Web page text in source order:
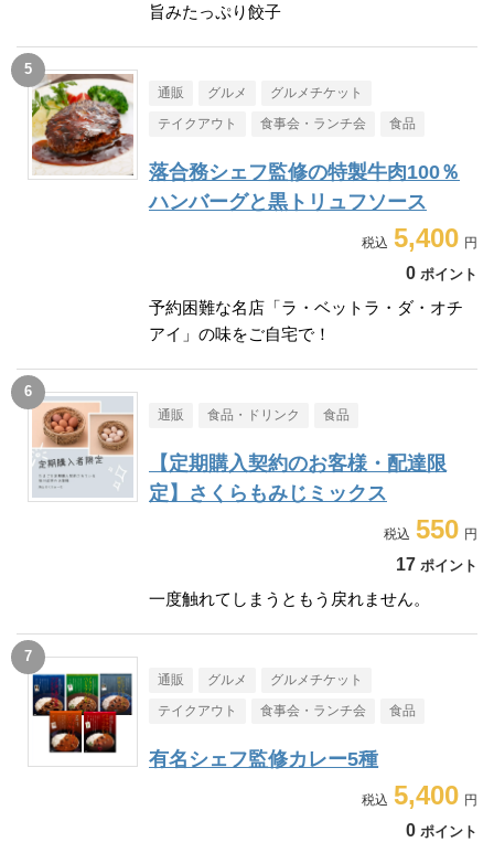
旨みたっぷり餃子
通販 グルメ グルメチケット
テイクアウト 食事会・ランチ会 食品
落合務シェフ監修の特製牛肉100％
ハンバーグと黒トリュフソース
5,400
0 ポイント
予約困難な名店「ラ・ベットラ・ダ・オチ
アイ」の味をご自宅で！
通販 食品・ドリンク 食品
【定期購入契約のお客様・配達限
定】さくらもみじミックス
550
17 ポイント
一度触れてしまうともう戻れません。
通販 グルメ グルメチケット
テイクアウト 食事会・ランチ会 食品
有名シェフ監修カレー5種
5,400
0 ポイント